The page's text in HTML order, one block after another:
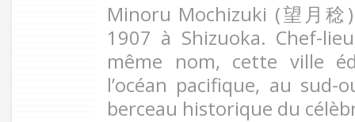
Minoru Mochizuki (望月
1907 à Shizuoka. Chef-
même nom, cette ville
l’océan pacifique, au
berceau historique du